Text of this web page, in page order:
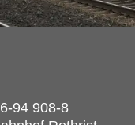
94 908-8